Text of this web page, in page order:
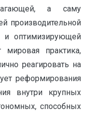
а саму
производительной
и оптимизирующей
практика,
реагировать на
реформирования
внутри крупных
способных